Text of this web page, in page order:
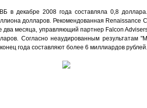
декабре 2008 года составляла 0,8
долларов. Рекомендованная Renaissance
два месяца, управляющий партнер Falcon
Согласно неаудированным результатам
года составляют более 6 миллиардов рублей.